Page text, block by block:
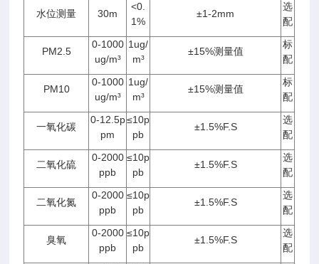
水位测量 30m
<0.
1%
±1-2mm
选
配
PM2.5
0-1000
ug/m³
1ug/
m³
±15%测量值
标
配
PM10
0-1000
ug/m³
1ug/
m³
±15%测量值
标
配
一氧化碳
0-12.5p
pm
≤10p
pb
±1.5%F.S
选
配
二氧化硫
0-2000
ppb
≤10p
pb
±1.5%F.S
选
配
二氧化氮
0-2000
ppb
≤10p
pb
±1.5%F.S
选
配
臭氧
0-2000
ppb
≤10p
pb
±1.5%F.S
选
配